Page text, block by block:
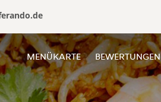
MENÜKARTE BEWERTUNGEN